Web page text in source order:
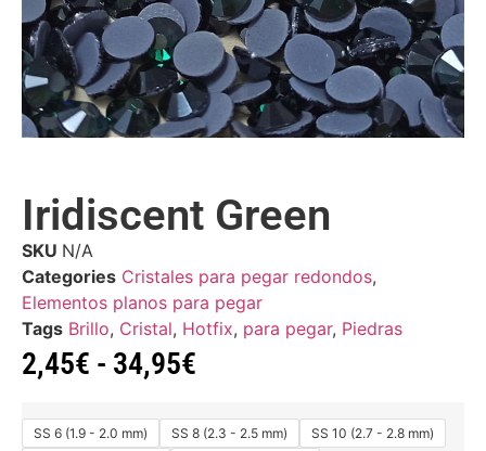
Iridiscent Green
SKU N/A
Categories Cristales para pegar redondos,
Elementos planos para pegar
Tags Brillo, Cristal, Hotfix, para pegar, Piedras
2,45€ - 34,95€
SS 6 (1.9 - 2.0 mm) SS 8 (2.3 - 2.5 mm)
SS 10 (2.7 - 2.8 mm)